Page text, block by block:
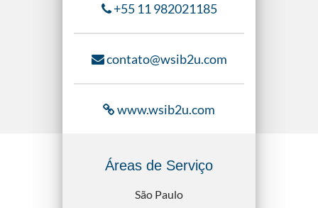
+55 11 982021185
contato@wsib2u.com
www.wsib2u.com
Áreas de Serviço
São Paulo